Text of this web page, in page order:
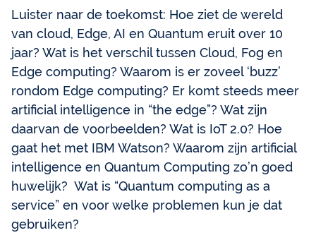
Luister naar de toekomst: Hoe ziet de wereld
van cloud, Edge, AI en Quantum eruit over 10
jaar? Wat is het verschil tussen Cloud, Fog en
Edge computing? Waarom is er zoveel ‘buzz’
rondom Edge computing? Er komt steeds meer
artificial intelligence in “the edge”? Wat zijn
daarvan de voorbeelden? Wat is IoT 2.0? Hoe
gaat het met IBM Watson? Waarom zijn artificial
intelligence en Quantum Computing zo’n goed
huwelijk? Wat is “Quantum computing as a
service” en voor welke problemen kun je dat
gebruiken?